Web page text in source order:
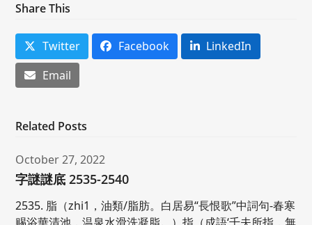
Share This
Twitter Facebook
LinkedIn
Email
Related Posts
October 27, 2022
字謎謎底 2535-2540
2535. 脂（zhi1，油類/脂肪。白居易“長恨歌”中詞句-春寒